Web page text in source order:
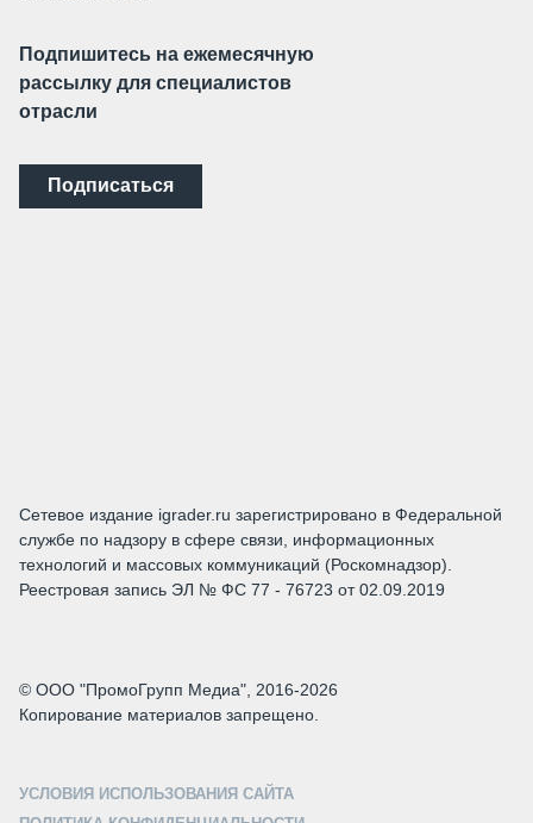
Подпишитесь на ежемесячную
рассылку для специалистов
отрасли
Подписаться
Сетевое издание igrader.ru зарегистрировано в Федеральной
службе по надзору в сфере связи, информационных
технологий и массовых коммуникаций (Роскомнадзор).
Реестровая запись ЭЛ № ФС 77 - 76723 от 02.09.2019
© ООО "ПромоГрупп Медиа", 2016-2026
Копирование материалов запрещено.
УСЛОВИЯ ИСПОЛЬЗОВАНИЯ САЙТА